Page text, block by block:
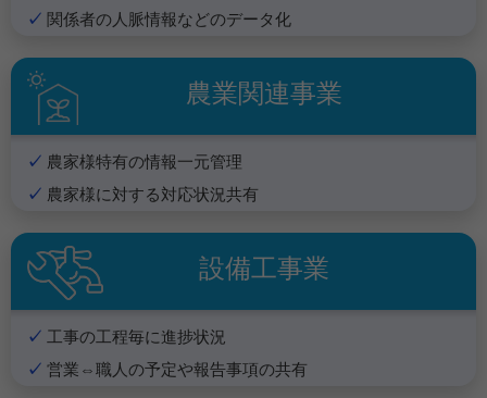
関係者の人脈情報などのデータ化
農業関連事業
農家様特有の情報一元管理
農家様に対する対応状況共有
設備工事業
工事の工程毎に進捗状況
営業⇔職人の予定や報告事項の共有